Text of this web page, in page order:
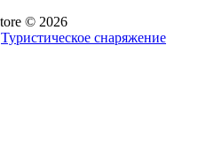
© 2026
Туристическое снаряжение